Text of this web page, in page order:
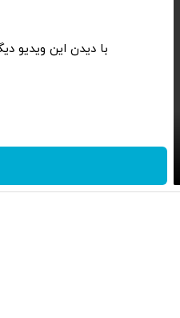
با دیدن این ویدیو